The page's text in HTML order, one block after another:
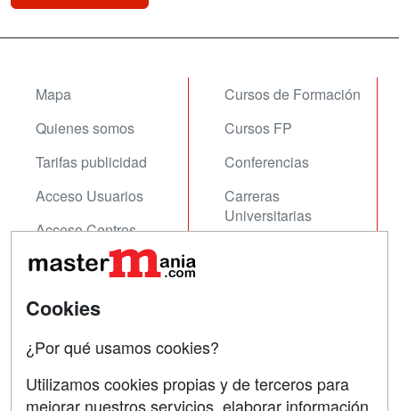
Mapa
Quienes somos
Tarifas publicidad
Acceso Usuarios
Acceso Centros
Cursos de Formación
Cursos FP
Conferencias
Carreras
Universitarias
Contactar
Copyleft
Cookies
¿Por qué usamos cookies?
Utilizamos cookies propias y de terceros para
mejorar nuestros servicios, elaborar información